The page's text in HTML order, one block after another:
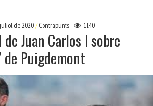
de 2020 Contrapunts 1140
Juan Carlos I sobre
de Puigdemont